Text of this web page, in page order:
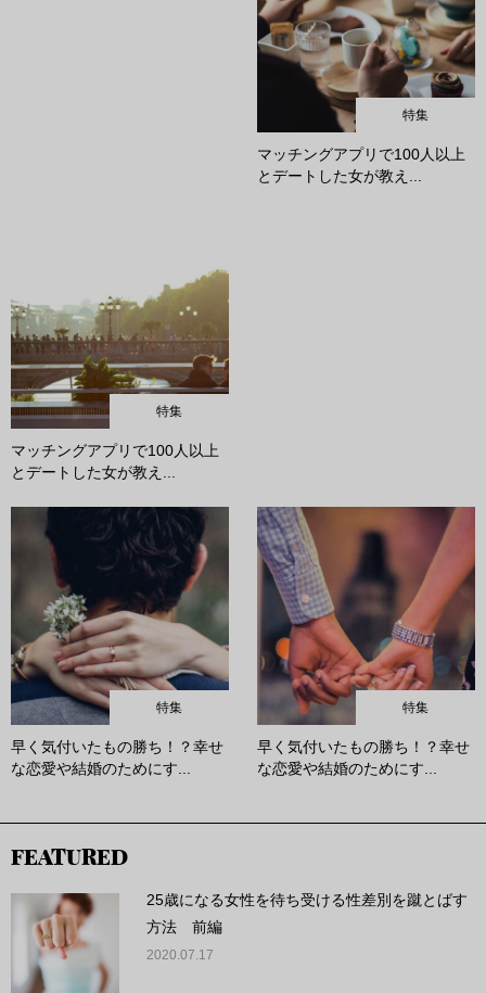
特集
マッチングアプリで100人以上
とデートした女が教え...
特集
マッチングアプリで100人以上
とデートした女が教え...
特集
早く気付いたもの勝ち！？幸せ
な恋愛や結婚のためにす...
特集
早く気付いたもの勝ち！？幸せ
な恋愛や結婚のためにす...
FEATURED
25歳になる女性を待ち受ける性差別を蹴とばす
方法 前編
2020.07.17